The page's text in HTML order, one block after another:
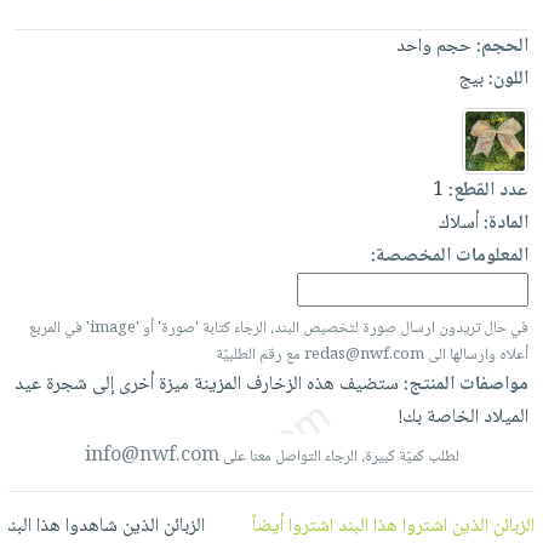
بالأسنان
الحمية
والتغذية
أدوات
المائدة
الأوعية
والتخزين
أدوات
المطبخ
مبيعاً
العودة
للمدارس
اكسسوارات
كتب
اكسسوارات
منزلية
ملابس
مطرزات
حقائب
حلي
عناية
بالذات
مجاني
بنود
مختارة
اشتراكات
كل
الاشتراكات
صندوق
iKitab
بلا
حدود
بحث
متقدم
نيل
وفرات
عن
الشركة
حسابك
الأمنيات
الحجم:حجم واحد
اللون:بيج
عدد القطع:1
المادة:أسلاك
المعلومات المخصصة:
في حال تريدون ارسال صورة لتخصيص البند، الرجاء كتابة 'صورة' أو 'image' في المربع
أعلاه وارسالها الى redas@nwf.com مع رقم الطلبيّة
مواصفات المنتج:ستضيف هذه الزخارف المزينة ميزةأخرىإلى شجرةعيد
الميلاد الخاصةبك!
لطلب كميّة كبيرة، الرجاء التواصل معنا علىinfo@nwf.com
الزبائن الذين اشتروا هذا البند اشتروا أيضاً الزبائن الذين شاهدوا هذا